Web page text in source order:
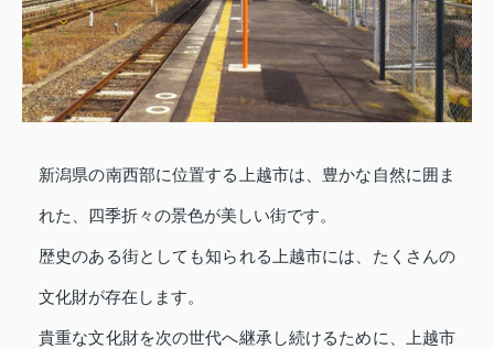
新潟県の南西部に位置する上越市は、豊かな自然に囲ま
れた、四季折々の景色が美しい街です。
歴史のある街としても知られる上越市には、たくさんの
文化財が存在します。
貴重な文化財を次の世代へ継承し続けるために、上越市